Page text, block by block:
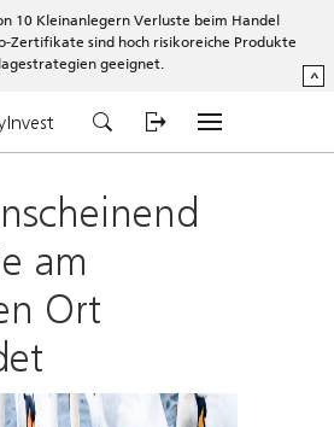
10 Kleinanlegern Verluste beim Handel
Zertifikate sind hoch risikoreiche Produkte
geeignet.
^
am
Ort